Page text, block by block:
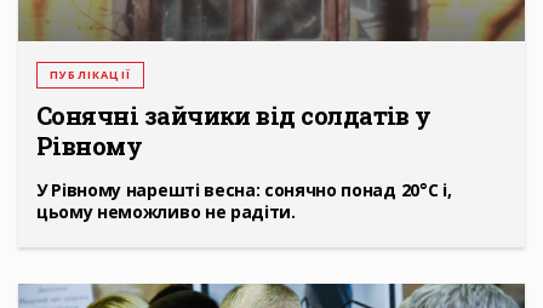
ПУБЛІКАЦІЇ
Сонячні зайчики від солдатів у
Рівному
У Рівному нарешті весна: сонячно понад 20°С і,
цьому неможливо не радіти.